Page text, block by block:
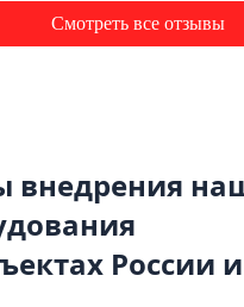
Смотреть все отзывы
внедрения
России